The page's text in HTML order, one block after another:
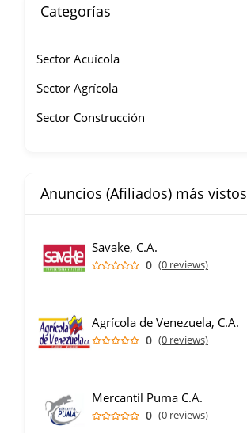
Categorías
Sector Acuícola
Sector Agrícola
Sector Construcción
Anuncios (Afiliados) más vistos
Savake, C.A.
0 (0 reviews)
Agrícola de Venezuela, C.A.
0 (0 reviews)
Mercantil Puma C.A.
0 (0 reviews)